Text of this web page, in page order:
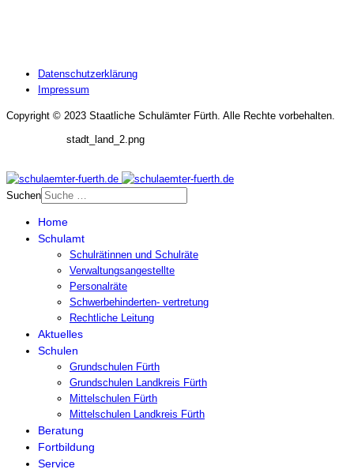
Datenschutzerklärung
Impressum
Copyright © 2023 Staatliche Schulämter Fürth. Alle Rechte vorbehalten.
stadt_land_2.png
Suchen
Home
Schulamt
Schulrätinnen und Schulräte
Verwaltungsangestellte
Personalräte
Schwerbehinderten- vertretung
Rechtliche Leitung
Aktuelles
Schulen
Grundschulen Fürth
Grundschulen Landkreis Fürth
Mittelschulen Fürth
Mittelschulen Landkreis Fürth
Beratung
Fortbildung
Service